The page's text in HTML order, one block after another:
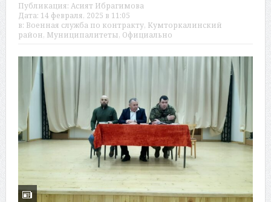
Публикация: Асият Ибрагимова
Дата: 14 февраля, 2025 в 11:05
в: Военная служба по контракту, Кумторкалинский
район, Муниципалитеты, Официально